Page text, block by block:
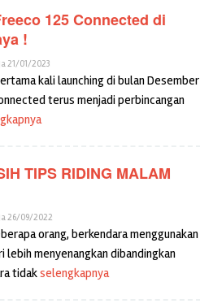
125 Connected di
!
21/01/2023
kali launching di bulan Desember
terus menjadi perbincangan
TIPS RIDING MALAM
26/09/2022
orang, berkendara menggunakan
lebih menyenangkan dibandingkan
tidakselengkapnya